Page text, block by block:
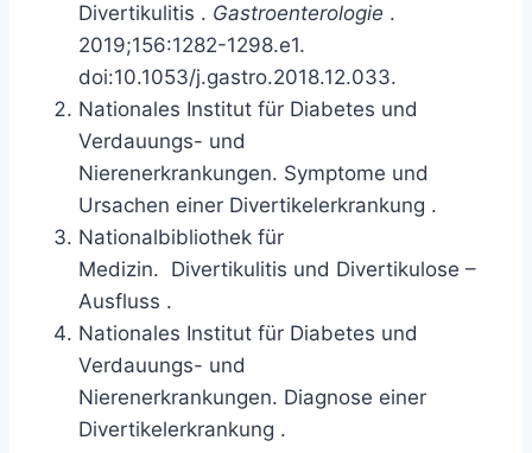
Divertikulitis . Gastroenterologie .
2019;156:1282-1298.e1.
doi:10.1053/j.gastro.2018.12.033.
Nationales Institut für Diabetes und
Verdauungs- und
Nierenerkrankungen. Symptome und
Ursachen einer Divertikelerkrankung .
Nationalbibliothek für
Medizin. Divertikulitis und Divertikulose –
Ausfluss .
Nationales Institut für Diabetes und
Verdauungs- und
Nierenerkrankungen. Diagnose einer
Divertikelerkrankung .